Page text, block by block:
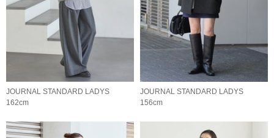
JOURNAL STANDARD LADYS
162cm
JOURNAL STANDARD LADYS
156cm